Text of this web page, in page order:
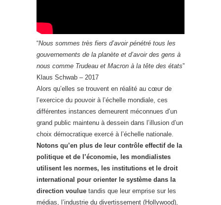
“Nous sommes très fiers d’avoir pénétré tous les
gouvernements de la planète et d’avoir des gens à
nous comme Trudeau et Macron à la tête des états”
Klaus Schwab – 2017
Alors qu’elles se trouvent en réalité au cœur de
l’exercice du pouvoir à l’échelle mondiale, ces
différentes instances demeurent méconnues d’un
grand public maintenu à dessein dans l’illusion d’un
choix démocratique exercé à l’échelle nationale.
Notons qu’en plus de leur contrôle effectif de la
politique et de l’économie, les mondialistes
utilisent les normes, les institutions et le droit
international pour orienter le système dans la
direction voulue tandis que leur emprise sur les
médias, l’industrie du divertissement (Hollywood),